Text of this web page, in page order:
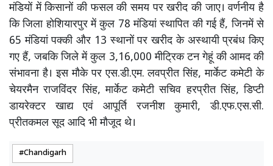
मंडियों में किसानों की फसल की समय पर खरीद की जाए। वर्णनीय है
कि जिला होशियारपुर में कुल 78 मंडियां स्थापित की गई हैं, जिनमें से
65 मंडियां पक्की और 13 स्थानों पर खरीद के अस्थायी प्रबंध किए
गए हैं, जबकि जिले में कुल 3,16,000 मीट्रिक टन गेहूं की आमद की
संभावना है। इस मौके पर एस.डी.एम. लवप्रीत सिंह, मार्केट कमेटी के
चेयरमैन राजविंदर सिंह, मार्केट कमेटी सचिव हरप्रीत सिंह, डिप्टी
डायरेक्टर खाद्य एवं आपूर्ति रजनीश कुमारी, डी.एफ.एस.सी.
प्रीतकमल सूद आदि भी मौजूद थे।
Chandigarh